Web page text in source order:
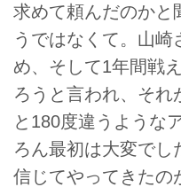
求めて頼んだのかと
うではなくて。山崎
め、そして1年間戦
ろうと言われ、それ
と180度違うような
ろん最初は大変でし
信じてやってきたの